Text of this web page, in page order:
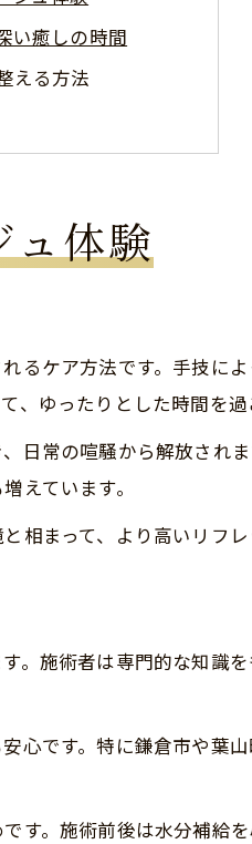
い癒しの時間
える方法
レナージュの特徴
セット
ケア
レナージュの癒し
けるポイント
施術の魅力
の特徴
与えるメリット
せのコツ
力をプラス
間とは
しの空間づくり
ぎ
ュ体験
るケア方法です。手技に
ゆったりとした時間を過
日常の喧騒から解放され
えています。
まって、より高いリフレ
。施術者は専門的な知識
心です。特に鎌倉市や葉
す。施術前後は水分補給